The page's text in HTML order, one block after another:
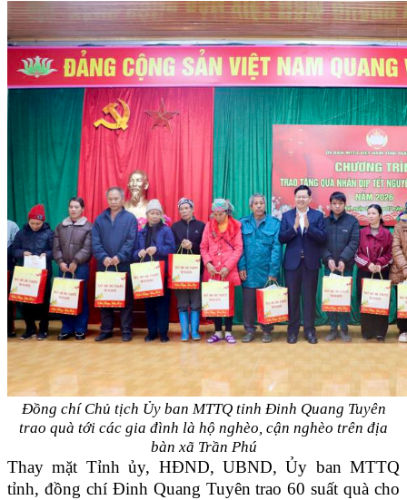
Đồng chí Chủ tịch Ủy ban MTTQ tỉnh Đinh Quang Tuyên
trao quà tới các gia đình là hộ nghèo, cận nghèo trên địa
bàn xã Trần Phú
Thay mặt Tỉnh ủy, HĐND, UBND, Ủy ban MTTQ
tỉnh, đồng chí Đinh Quang Tuyên trao 60 suất quà cho